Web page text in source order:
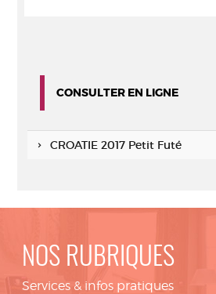
CONSULTER EN LIGNE
CROATIE 2017 Petit Futé
NOS RUBRIQUES
Services & infos pratiques